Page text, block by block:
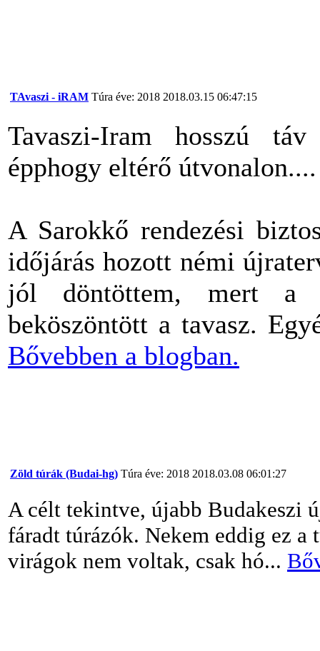
TAvaszi - iRAM Túra éve: 2018 2018.03.15 06:47:15
Tavaszi-Iram hosszú táv
épphogy eltérő
A Sarokkő rendezési
időjárás hozott némi
jól döntöttem, mert a
beköszöntött a tavasz.
Bővebben a blogban.
Zöld túrák (Budai-hg) Túra éve: 2018 2018.03.08 06:01:27
A célt tekintve, újabb Budakeszi
fáradt túrázók. Nekem eddig ez
virágok nem voltak, csak hó...